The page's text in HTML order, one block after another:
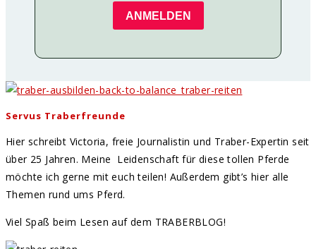
ANMELDEN
Servus Traberfreunde
Hier schreibt Victoria, freie Journalistin und Traber-Expertin seit
über 25 Jahren. Meine Leidenschaft für diese tollen Pferde
möchte ich gerne mit euch teilen! Außerdem gibt’s hier alle
Themen rund ums Pferd.
Viel Spaß beim Lesen auf dem TRABERBLOG!